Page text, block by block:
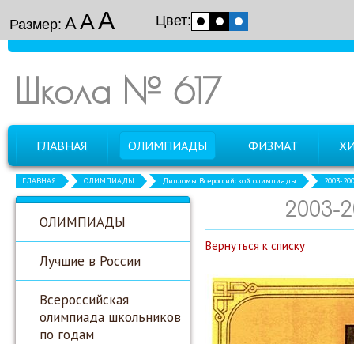
Размер: ААА Цвет:
Школа № 617
ГЛАВНАЯ ОЛИМПИАДЫ ФИЗМАТ
ГЛАВНАЯ ОЛИМПИАДЫ Дипломы Всероссийской олимпиады 2003-
ОЛИМПИАДЫ
Лучшие в России
Всероссийская
олимпиада школьников
по годам
2003-
Вернуться к списку